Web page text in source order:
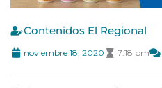
Contenidos El Regional
noviembre 18, 2020 7:18 pm